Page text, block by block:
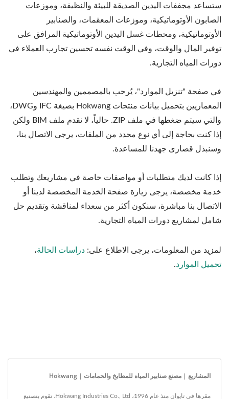
ستساعد مجففات اليدين الصديقة للبيئة والنظيفة، وموزعات
الصابون الأوتوماتيكية، وموزعات المعقمات، والصنابير
الأوتوماتيكية، ومحطات غسل اليدين الأوتوماتيكية المرافق على
توفير المال والوقت، وفي الوقت نفسه تحسين تجارب العملاء في
دورات المياه التجارية.
في صفحة "تنزيل الموارد"، يُرحب بالمصممين والمهندسين
المعماريين بتحميل بيانات منتجات Hokwang بصيغة IFC وDWG،
والتي سيتم ضغطها في ملف ZIP. حالياً، لا نقدم ملف BIM ولكن
إذا كنت بحاجة إلى أي نوع محدد من الملفات، يرجى الاتصال بنا،
وسنبذل قصارى جهدنا للمساعدة.
إذا كانت لديك متطلبات أو مواصفات خاصة في مشاريعك وتطلب
خدمة مخصصة، يرجى زيارة صفحة الخدمة المخصصة لدينا أو
الاتصال بنا مباشرة، سنكون أكثر من سعداء لمناقشة وتقديم حل
شامل لمشاريع دورات المياه التجارية.
لمزيد من المعلومات، يرجى الاطلاع على: دراسات الحالة،
تحميل الموارد.
المشاريع | مصنع صنابير المياه للمطابخ والحمامات | Hokwang
مقرها في تايوان منذ عام 1996، Hokwang Industries Co., Ltd. تقوم بتصنيع